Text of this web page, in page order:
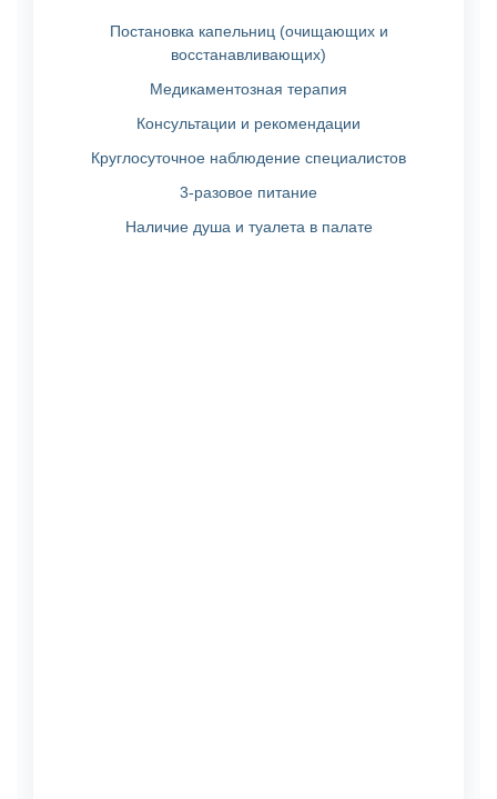
Постановка капельниц (очищающих и
восстанавливающих)
Медикаментозная терапия
Консультации и рекомендации
Круглосуточное наблюдение специалистов
3-разовое питание
Наличие душа и туалета в палате